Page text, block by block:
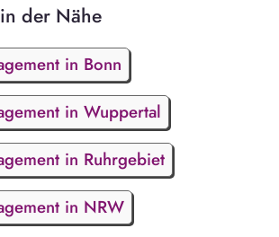
der Nähe
in Bonn
in Wuppertal
in Ruhrgebiet
in NRW